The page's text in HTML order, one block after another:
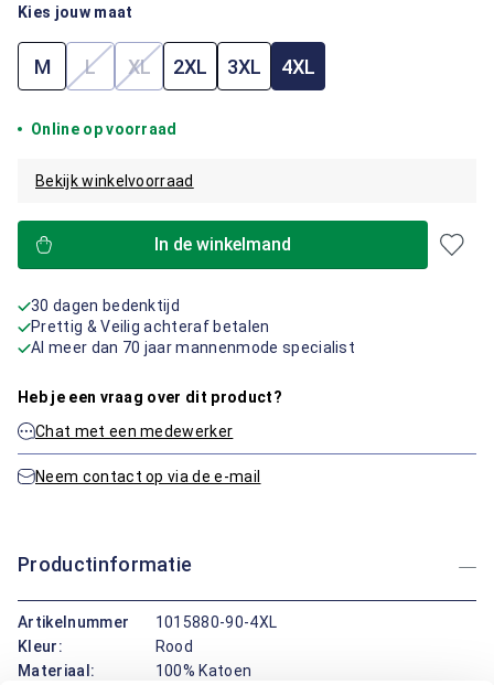
Kies jouw maat
M L(Deze optie is momenteel niet beschikbaar.)
XL(Deze optie is momenteel niet beschikbaar.)
2XL 3XL 4XL
Online op voorraad
Bekijk winkelvoorraad
In de winkelmand
30 dagen bedenktijd
Prettig & Veilig achteraf betalen
Al meer dan 70 jaar mannenmode specialist
Heb je een vraag over dit product?
Chat met een medewerker
Neem contact op via de e-mail
Productinformatie
Artikelnummer
1015880-90-4XL
Kleur:
Rood
Materiaal:
100% Katoen